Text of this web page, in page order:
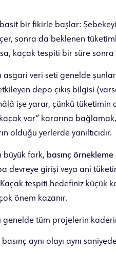
bir fikirle başlar: Şebekeyi
sonra da beklenen
kaçak tespiti bir süre sonra
asgari veri seti genelde
depo çıkış bilgisi
işe yarar, çünkü
var” kararına
olduğu yerlerde yanıltıcıdır.
büyük fark, basınç örnekleme
devreye girişi veya ani
tespiti hedefiniz küçük
önem kazanır.
genelde tüm projelerin
aynı olayı aynı